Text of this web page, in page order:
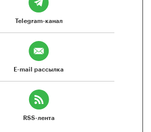
Telegram-канал
E-mail рассылка
RSS-лента